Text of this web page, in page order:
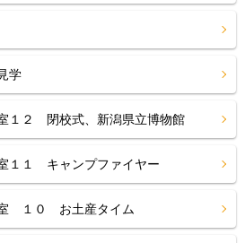
学
１２ 閉校式、新潟県立博物館
１１ キャンプファイヤー
１０ お土産タイム